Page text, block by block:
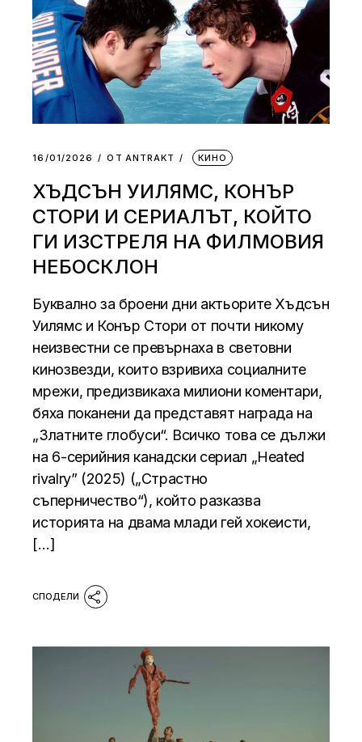
16/01/2026 ОТ АNTRAKT КИНО
ХЪДСЪН УИЛЯМС, КОНЪР
СТОРИ И СЕРИАЛЪТ, КОЙТО
ГИ ИЗСТРЕЛЯ НА ФИЛМОВИЯ
НЕБОСКЛОН
Буквално за броени дни актьорите Хъдсън
Уилямс и Конър Стори от почти никому
неизвестни се превърнаха в световни
кинозвезди, които взривиха социалните
мрежи, предизвикаха милиони коментари,
бяха поканени да представят награда на
„Златните глобуси“. Всичко това се дължи
на 6-серийния канадски сериал „Heated
rivalry” (2025) („Страстно
съперничество“), който разказва
историята на двама млади гей хокеисти,
[…]